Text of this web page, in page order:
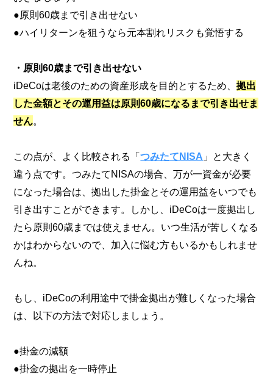
●原則60歳まで引き出せない
●ハイリターンを狙うなら元本割れリスクも覚悟する
・原則60歳まで引き出せない
iDeCoは老後のための資産形成を目的とするため、拠出
した金額とその運用益は原則60歳になるまで引き出せま
せん。
この点が、よく比較される「つみたてNISA 」と大きく
違う点です。つみたてNISAの場合、万が一資金が必要
になった場合は、拠出した掛金とその運用益をいつでも
引き出すことができます。しかし、iDeCoは一度拠出し
たら原則60歳までは使えません。いつ生活が苦しくなる
かはわからないので、加入に悩む方もいるかもしれませ
んね。
もし、iDeCoの利用途中で掛金拠出が難しくなった場合
は、以下の方法で対応しましょう。
●掛金の減額
●掛金の拠出を一時停止